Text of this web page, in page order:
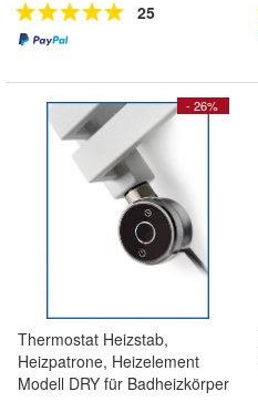
25
- 26%
Thermostat Heizstab,
Heizpatrone, Heizelement
Modell DRY für Badheizkörper